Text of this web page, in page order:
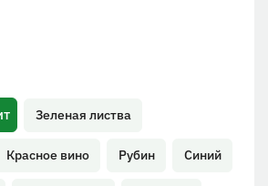
Зеленая листва
Красное вино Рубин Синий